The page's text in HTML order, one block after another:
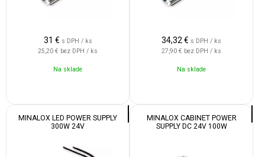
31 € s DPH / ks
25,20 € bez DPH / ks
Na sklade
34,32 € s DPH / ks
27,90 € bez DPH / ks
Na sklade
MINALOX LED POWER SUPPLY
300W 24V
MINALOX CABINET POWER
SUPPLY DC 24V 100W